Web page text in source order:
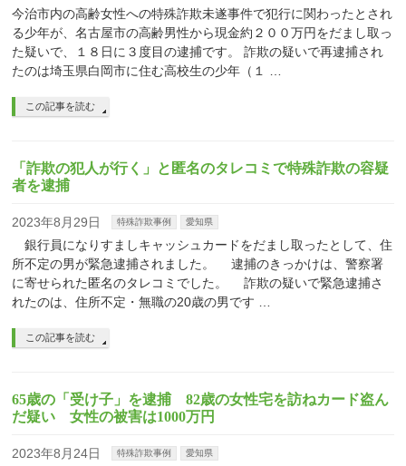
今治市内の高齢女性への特殊詐欺未遂事件で犯行に関わったとされ
る少年が、名古屋市の高齢男性から現金約２００万円をだまし取っ
た疑いで、１８日に３度目の逮捕です。 詐欺の疑いで再逮捕され
たのは埼玉県白岡市に住む高校生の少年（１ …
この記事を読む
「詐欺の犯人が行く」と匿名のタレコミで特殊詐欺の容疑
者を逮捕
2023年8月29日 特殊詐欺事例 愛知県
銀行員になりすましキャッシュカードをだまし取ったとして、住
所不定の男が緊急逮捕されました。 逮捕のきっかけは、警察署
に寄せられた匿名のタレコミでした。 詐欺の疑いで緊急逮捕さ
れたのは、住所不定・無職の20歳の男です …
この記事を読む
65歳の「受け子」を逮捕 82歳の女性宅を訪ねカード盗ん
だ疑い 女性の被害は1000万円
2023年8月24日 特殊詐欺事例 愛知県